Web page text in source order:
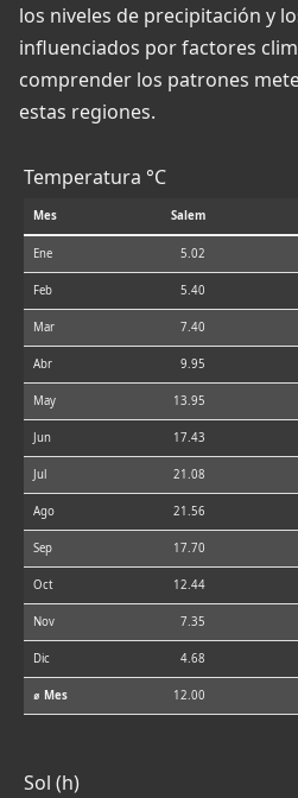
los niveles de precipitación y
influenciados por factores
comprender los patrones
estas regiones.
Temperatura °C
Mes Salem
Ene 5.02
Feb 5.40
Mar 7.40
Abr 9.95
May 13.95
Jun 17.43
Jul 21.08
Ago 21.56
Sep 17.70
Oct 12.44
Nov 7.35
Dic 4.68
⌀ Mes 12.00
Sol (h)